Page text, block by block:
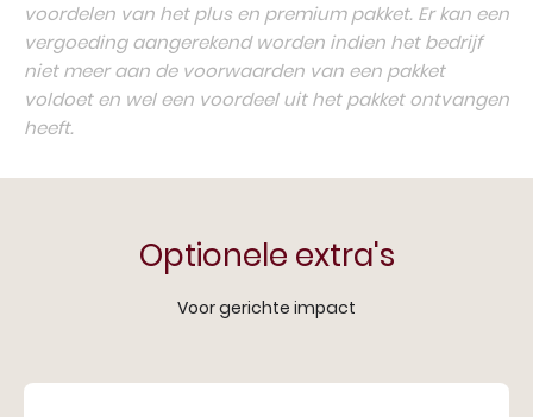
voordelen van het plus en premium pakket. Er kan een
vergoeding aangerekend worden indien het bedrijf
niet meer aan de voorwaarden van een pakket
voldoet en wel een voordeel uit het pakket ontvangen
heeft.
Optionele extra's
Voor gerichte impact